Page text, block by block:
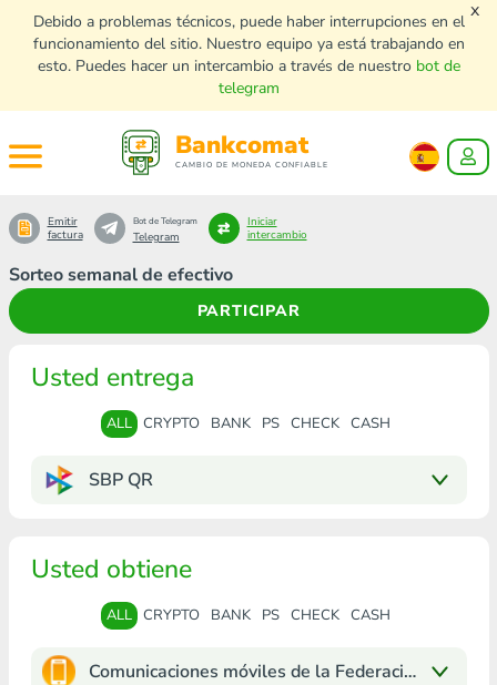
Debido a problemas técnicos, puede haber interrupciones en el
funcionamiento del sitio. Nuestro equipo ya está trabajando en
esto. Puedes hacer un intercambio a través de nuestro bot de
telegram
x
Bankcomat
CAMBIO DE MONEDA CONFIABLE
Sorteo semanal de efectivo
PARTICIPAR
Emitir
factura
Bot de Telegram
Telegram
Iniciar
intercambio
Usted entrega
ALL CRYPTO BANK PS CHECK CASH
SBP QR
Usted obtiene
ALL CRYPTO BANK PS CHECK CASH
Comunicaciones móviles de la Federación de Rusia